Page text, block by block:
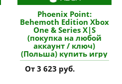
Phoenix Point:
Behemoth Edition Xbox
One & Series X|S
(покупка на любой
аккаунт / ключ)
(Польша) купить игру
От 3 623 руб.